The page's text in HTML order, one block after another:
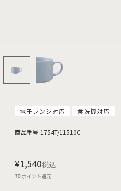
電子レンジ対応 食洗機対応
商品番号 1754T/11510C
¥1,540税込
70ポイント還元